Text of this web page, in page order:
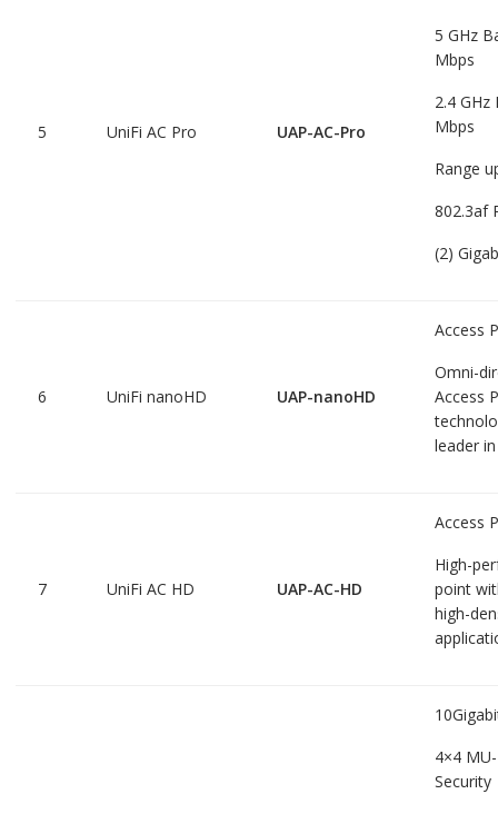
5 UniFi AC Pro UAP-AC-Pro
5 GHz
Mbps
2.4
Mbps
Range
802.3af
(2)
6 UniFi nanoHD UAP-nanoHD
Access
Omni-
Access
leader
7 UniFi AC HD UAP-AC-HD
Access
High-
point
high-
4×4
Security